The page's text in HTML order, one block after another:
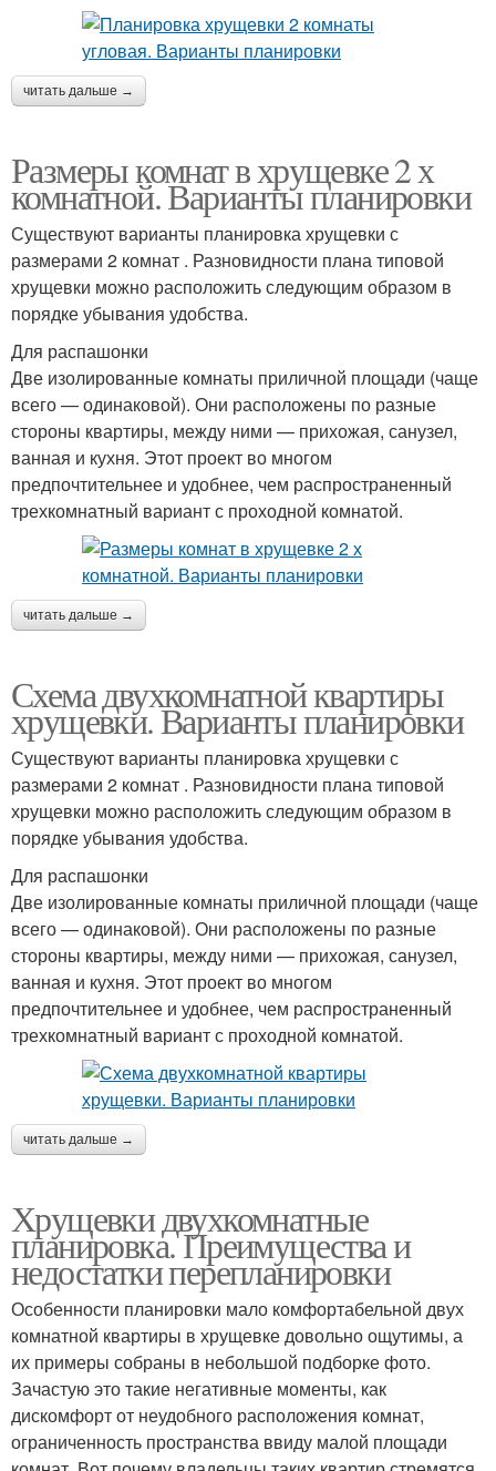
читать дальше →
Размеры комнат в хрущевке 2 х
комнатной. Варианты планировки
Существуют варианты планировка хрущевки с
размерами 2 комнат . Разновидности плана типовой
хрущевки можно расположить следующим образом в
порядке убывания удобства.
Для распашонки
Две изолированные комнаты приличной площади (чаще
всего — одинаковой). Они расположены по разные
стороны квартиры, между ними — прихожая, санузел,
ванная и кухня. Этот проект во многом
предпочтительнее и удобнее, чем распространенный
трехкомнатный вариант с проходной комнатой.
читать дальше →
Схема двухкомнатной квартиры
хрущевки. Варианты планировки
Существуют варианты планировка хрущевки с
размерами 2 комнат . Разновидности плана типовой
хрущевки можно расположить следующим образом в
порядке убывания удобства.
Для распашонки
Две изолированные комнаты приличной площади (чаще
всего — одинаковой). Они расположены по разные
стороны квартиры, между ними — прихожая, санузел,
ванная и кухня. Этот проект во многом
предпочтительнее и удобнее, чем распространенный
трехкомнатный вариант с проходной комнатой.
читать дальше →
Хрущевки двухкомнатные
планировка. Преимущества и
недостатки перепланировки
Особенности планировки мало комфортабельной двух
комнатной квартиры в хрущевке довольно ощутимы, а
их примеры собраны в небольшой подборке фото.
Зачастую это такие негативные моменты, как
дискомфорт от неудобного расположения комнат,
ограниченность пространства ввиду малой площади